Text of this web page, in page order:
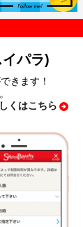
パラ)
きます！
くはこちら